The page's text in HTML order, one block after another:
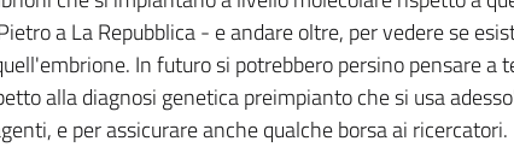
a La Repubblica - e andare oltre, per vedere se
In futuro si potrebbero persino pensare
alla diagnosi genetica preimpianto che si usa
e per assicurare anche qualche borsa ai ricercatori.